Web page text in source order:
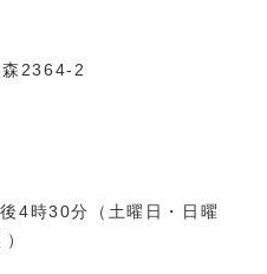
2364‐2
4時30分（土曜日・日曜